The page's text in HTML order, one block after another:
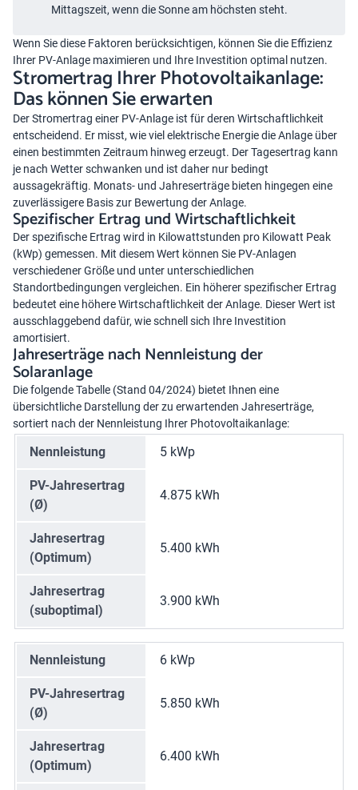
Mittagszeit, wenn die Sonne am höchsten steht.
Wenn Sie diese Faktoren berücksichtigen, können Sie die Effizienz
Ihrer PV-Anlage maximieren und Ihre Investition optimal nutzen.
Stromertrag Ihrer Photovoltaikanlage:
Das können Sie erwarten
Der Stromertrag einer PV-Anlage ist für deren Wirtschaftlichkeit
entscheidend. Er misst, wie viel elektrische Energie die Anlage über
einen bestimmten Zeitraum hinweg erzeugt. Der Tagesertrag kann
je nach Wetter schwanken und ist daher nur bedingt
aussagekräftig. Monats- und Jahreserträge bieten hingegen eine
zuverlässigere Basis zur Bewertung der Anlage.
Spezifischer Ertrag und Wirtschaftlichkeit
Der spezifische Ertrag wird in Kilowattstunden pro Kilowatt Peak
(kWp) gemessen. Mit diesem Wert können Sie PV-Anlagen
verschiedener Größe und unter unterschiedlichen
Standortbedingungen vergleichen. Ein höherer spezifischer Ertrag
bedeutet eine höhere Wirtschaftlichkeit der Anlage. Dieser Wert ist
ausschlaggebend dafür, wie schnell sich Ihre Investition
amortisiert.
Jahreserträge nach Nennleistung der
Solaranlage
Die folgende Tabelle (Stand 04/2024) bietet Ihnen eine
übersichtliche Darstellung der zu erwartenden Jahreserträge,
sortiert nach der Nennleistung Ihrer Photovoltaikanlage:
Nennleistung 5 kWp
PV-Jahresertrag
(Ø)
4.875 kWh
Jahresertrag
(Optimum)
5.400 kWh
Jahresertrag
(suboptimal)
3.900 kWh
Nennleistung 6 kWp
PV-Jahresertrag
(Ø)
5.850 kWh
Jahresertrag
(Optimum)
6.400 kWh